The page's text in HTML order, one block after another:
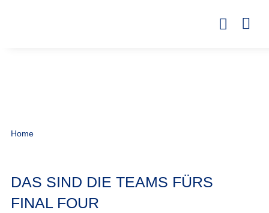
Home
DAS SIND DIE TEAMS FÜRS
FINAL FOUR